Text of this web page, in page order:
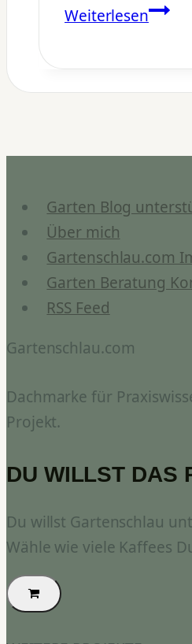
WeiterlesenWie
Garten Blog
Über mich
Gartenschlau.com
Garten Beratung
RSS Feed
Gartenschlau.com
Dachmarke für
Projekt.
DU WILLST DAS
Du willst Gartenschlau
Wähle wie viele Kaffees